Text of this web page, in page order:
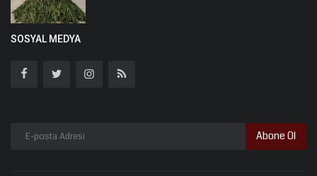
SOSYAL MEDYA
Abone Ol